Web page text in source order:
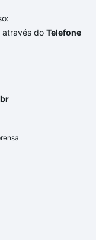
através do Telefone